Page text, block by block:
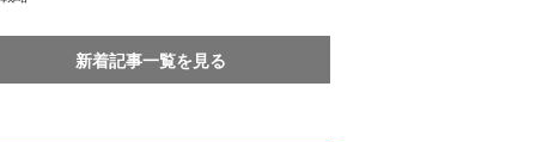
新着記事一覧を見る